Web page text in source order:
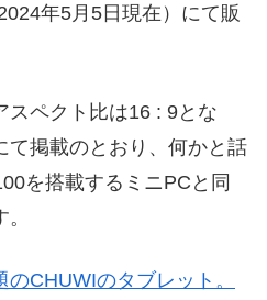
年5月5日現在）にて販
スペクト比は16 : 9とな
て掲載のとおり、何かと話
を搭載するミニPCと同
CHUWIのタブレット。